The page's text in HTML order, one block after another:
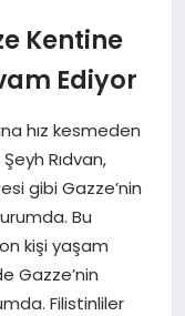
Kentine
Ediyor
hız kesmeden
Rıdvan,
gibi Gazze’nin
Bu
kişi yaşam
Gazze’nin
Filistinliler